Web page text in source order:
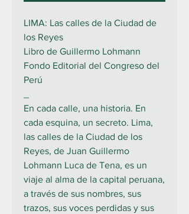
LIMA: Las calles de la Ciudad de
los Reyes
Libro de Guillermo Lohmann
Fondo Editorial del Congreso del
Perú
En cada calle, una historia. En
cada esquina, un secreto. Lima,
las calles de la Ciudad de los
Reyes, de Juan Guillermo
Lohmann Luca de Tena, es un
viaje al alma de la capital peruana,
a través de sus nombres, sus
trazos, sus voces perdidas y sus